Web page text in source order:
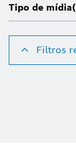
Tipo de mídia
Filtros